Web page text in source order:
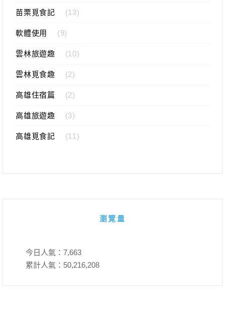
苗栗覓食記 (13)
軟體使用 (9)
雲林旅遊趣 (10)
雲林覓食趣 (2)
高雄住宿篇 (2)
高雄旅遊趣 (3)
高雄覓食記 (11)
瀏覽量
今日人氣： 7,663
累計人氣： 50,216,208